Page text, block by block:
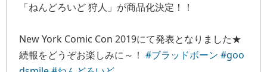
「ねんどろいど 狩人」が商品化決定！！
New York Comic Con 2019にて発表となりました★
続報をどうぞお楽しみに～！ #ブラッドボーン #goo